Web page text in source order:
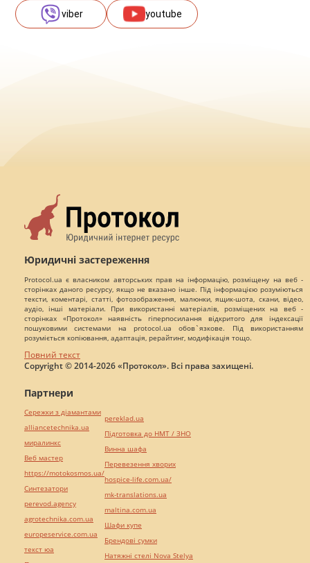
viber youtube
Юридичні застереження
Protocol.ua є власником авторських прав на інформацію, розміщену на веб -
сторінках даного ресурсу, якщо не вказано інше. Під інформацією розуміються
тексти, коментарі, статті, фотозображення, малюнки, ящик-шота, скани, відео,
аудіо, інші матеріали. При використанні матеріалів, розміщених на веб -
сторінках «Протокол» наявність гіперпосилання відкритого для індексації
пошуковими системами на protocol.ua обов`язкове. Під використанням
розуміється копіювання, адаптація, рерайтинг, модифікація тощо.
Повний текст
Copyright © 2014-2026 «Протокол». Всі права захищені.
Партнери
Сережки з діамантами
alliancetechnika.ua
миралинкс
Веб мастер
https://motokosmos.ua/
Синтезатори
perevod.agency
agrotechnika.com.ua
europeservice.com.ua
текст юа
pereklad.ua
Підготовка до НМТ / ЗНО
Винна шафа
Перевезення хворих
hospice-life.com.ua/
mk-translations.ua
maltina.com.ua
Шафи купе
Брендові сумки
Натяжні стелі Nova Stelya